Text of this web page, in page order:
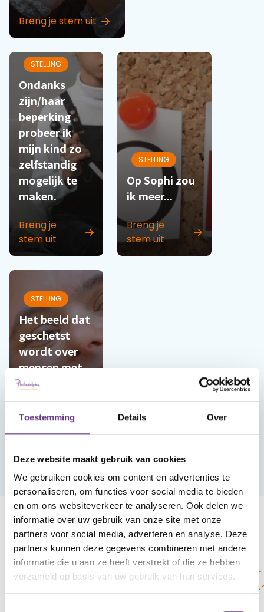
Toestemming Details Over
Deze website maakt gebruik van cookies
We gebruiken cookies om content en advertenties te
personaliseren, om functies voor social media te bieden
en om ons websiteverkeer te analyseren. Ook delen we
informatie over uw gebruik van onze site met onze
partners voor social media, adverteren en analyse. Deze
partners kunnen deze gegevens combineren met andere
informatie die u aan ze heeft verstrekt of die ze hebben
verzameld op basis van uw gebruik van hun services.
Breng je stem uit
STELLING
Ondanks
zijn/haar
beperking
probeer ik
mijn kind zo
zelfstandig
mogelijk te
maken.
Breng je
stem uit
STELLING
Op Sophi zou
ik meer...
Breng je
stem uit
STELLING
Het beeld dat
geschetst
wordt over
mensen met
Down is niet
juist
Veel gelezen